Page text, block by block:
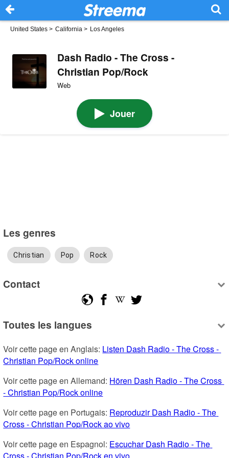
United States > California > Los Angeles
Dash Radio - The Cross -
Christian Pop/Rock
Web
Jouer
Les genres
Christian Pop Rock
Contact
Toutes les langues
Voir cette page en Anglais: Listen Dash Radio - The Cross -
Christian Pop/Rock online
Voir cette page en Allemand: Hören Dash Radio - The Cross
- Christian Pop/Rock online
Voir cette page en Portugais: Reproduzir Dash Radio - The
Cross - Christian Pop/Rock ao vivo
Voir cette page en Espagnol: Escuchar Dash Radio - The
Cross - Christian Pop/Rock en vivo